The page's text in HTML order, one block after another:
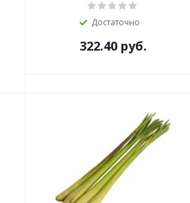
Достаточно
322.40руб.